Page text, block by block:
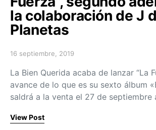
la colaboración de J
Planetas
Posted on
16 septiembre, 2019
La Bien Querida acaba de lanzar “La
avance de lo que es su sexto álbum
saldrá a la venta el 27 de septiembre
View Post